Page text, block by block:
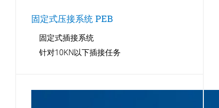
固定式压接系统 PEB
固定式插接系统
针对10KN以下插接任务